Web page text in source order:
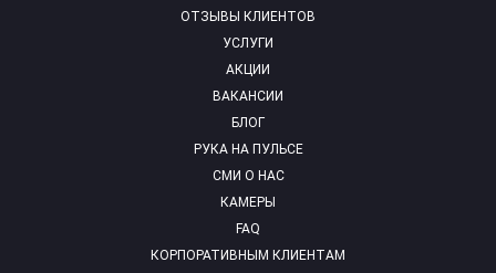
ОТЗЫВЫ КЛИЕНТОВ
УСЛУГИ
АКЦИИ
ВАКАНСИИ
БЛОГ
РУКА НА ПУЛЬСЕ
СМИ О НАС
КАМЕРЫ
FAQ
КОРПОРАТИВНЫМ КЛИЕНТАМ